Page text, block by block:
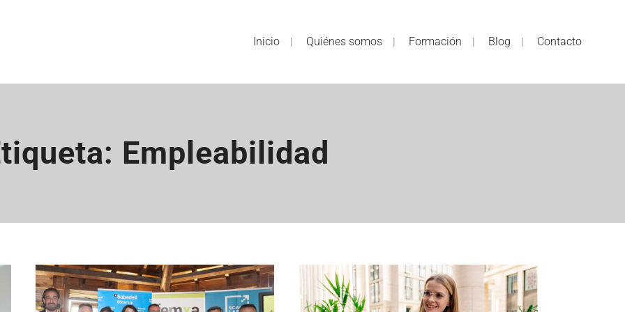
Inicio Quiénes somos Formación Blog Contacto
Empleabilidad